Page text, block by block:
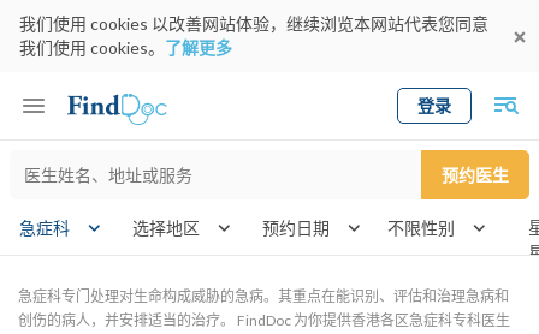
我们使用 cookies 以改善网站体验，继续浏览本网站代表您同意
我们使用 cookies。 了解更多
登录
Keyword 预约医生
急症科 选择地区 预约日期
急症科专门处理对生命构成威胁的急病。其重点在能识别、评估和治理急病和
创伤的病人，并安排适当的治疗。 FindDoc 为你提供香港各区急症科专科医生